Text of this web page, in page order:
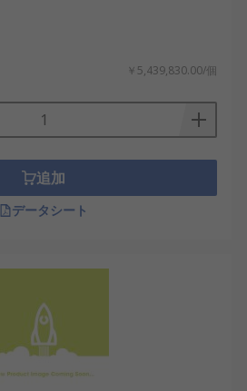
￥5,439,830.00/個
追加
データシート